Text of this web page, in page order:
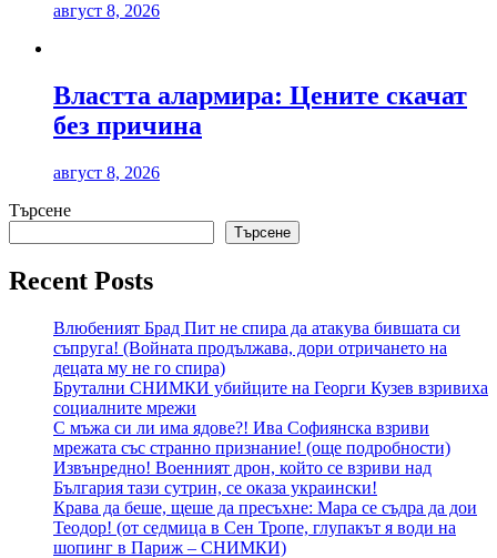
август 8, 2026
Властта алармира: Цените скачат
без причина
август 8, 2026
Търсене
Търсене
Recent Posts
Влюбеният Брад Пит не спира да атакува бившата си
съпруга! (Войната продължава, дори отричането на
децата му не го спира)
Брутални СНИМКИ убийците на Георги Кузев взривиха
социалните мрежи
С мъжа си ли има ядове?! Ива Софиянска взриви
мрежата със странно признание! (още подробности)
Извънредно! Военният дрон, който се взриви над
България тази сутрин, се оказа украински!
Крава да беше, щеше да пресъхне: Мара се съдра да дои
Теодор! (от седмица в Сен Тропе, глупакът я води на
шопинг в Париж – СНИМКИ)